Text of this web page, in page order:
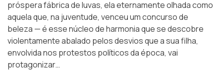
próspera fábrica de luvas, ela eternamente olhada como
aquela que, na juventude, venceu um concurso de
beleza — é esse núcleo de harmonia que se descobre
violentamente abalado pelos desvios que a sua filha,
envolvida nos protestos políticos da época, vai
protagonizar…